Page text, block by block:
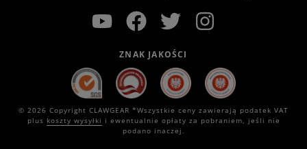
ZNAK JAKOŚCI
© 2026 Copyright CLAWGEAR *Wszystkie ceny zawierają podatek VAT
plus koszty wysyłki i ewentualnie opłaty za pobraniem, jeśli nie
podano inaczej.